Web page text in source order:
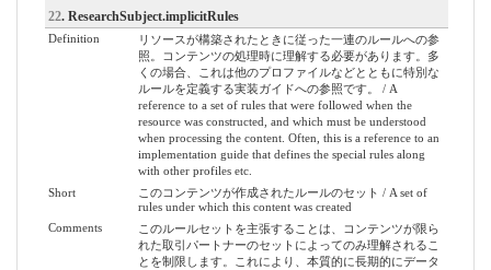
22. ResearchSubject.implicitRules
Definition
リソースが構築されたときに従った一連のルールへの参
照。コンテンツの処理時に理解する必要があります。多
くの場合、これは他のプロファイルなどとともに特別な
ルールを定義する実装ガイドへの参照です。 / A
reference to a set of rules that were followed when the
resource was constructed, and which must be understood
when processing the content. Often, this is a reference to an
implementation guide that defines the special rules along
with other profiles etc.
Short
このコンテンツが作成されたルールのセット / A set of
rules under which this content was created
Comments
このルールセットを主張することは、コンテンツが限ら
れた取引パートナーのセットによってのみ理解されるこ
とを制限します。これにより、本質的に長期的にデータ